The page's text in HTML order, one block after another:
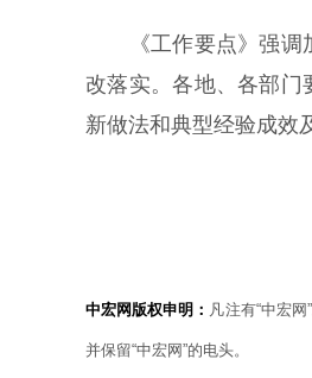
《工作要点》强调加
改落实。各地、各部门
新做法和典型经验成效
中宏网版权申明： 凡注有“中宏
并保留“中宏网”的电头。